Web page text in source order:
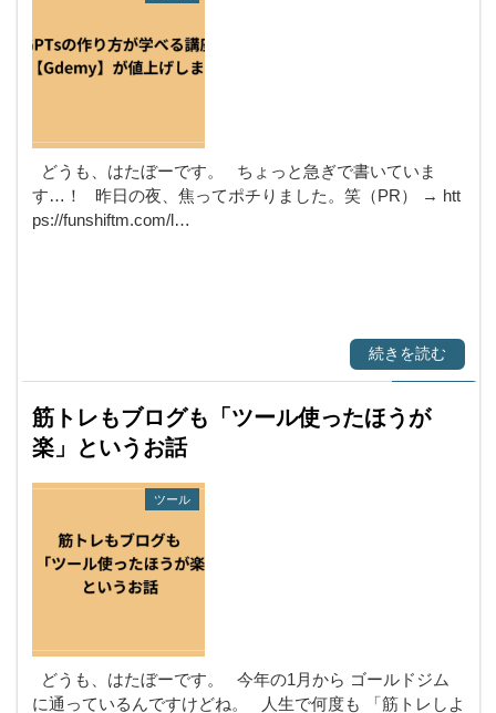
どうも、はたぼーです。 ちょっと急ぎで書いていま
す…！ 昨日の夜、焦ってポチりました。笑（PR） → htt
ps://funshiftm.com/l…
続きを読む
筋トレもブログも「ツール使ったほうが
楽」というお話
ツール
どうも、はたぼーです。 今年の1月から ゴールドジム
に通っているんですけどね。 人生で何度も 「筋トレしよ